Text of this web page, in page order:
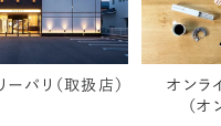
パリ（取扱店）
オンラ
（オ